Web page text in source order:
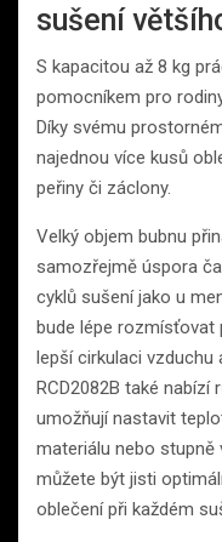
sušení
S kapacitou až 8 kg
pomocníkem pro
Díky svému
najednou více kusů
peřiny či záclony.
Velký objem bubnu
samozřejmě úspora
cyklů sušení jako u
bude lépe rozmísťovat
lepší cirkulaci vzduchu
RCD2082B také nabízí
umožňují nastavit
materiálu nebo stupně
můžete být jisti
oblečení při každém